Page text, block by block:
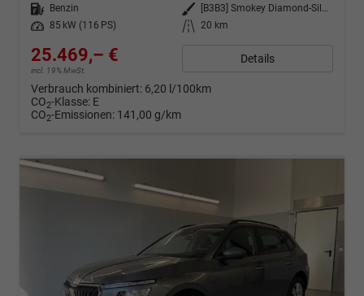
Kraftstoff Benzin Außenfarbe
[B3B3] Smokey Diamond-Silber Metallic
Leistung
85 kW (116 PS) Kilometerstand 20 km
25.469,– €
incl. 19% MwSt.
Details
Verbrauch kombiniert: 6,20 l/100km
CO2-Klasse: E
CO2-Emissionen: 141,00 g/km